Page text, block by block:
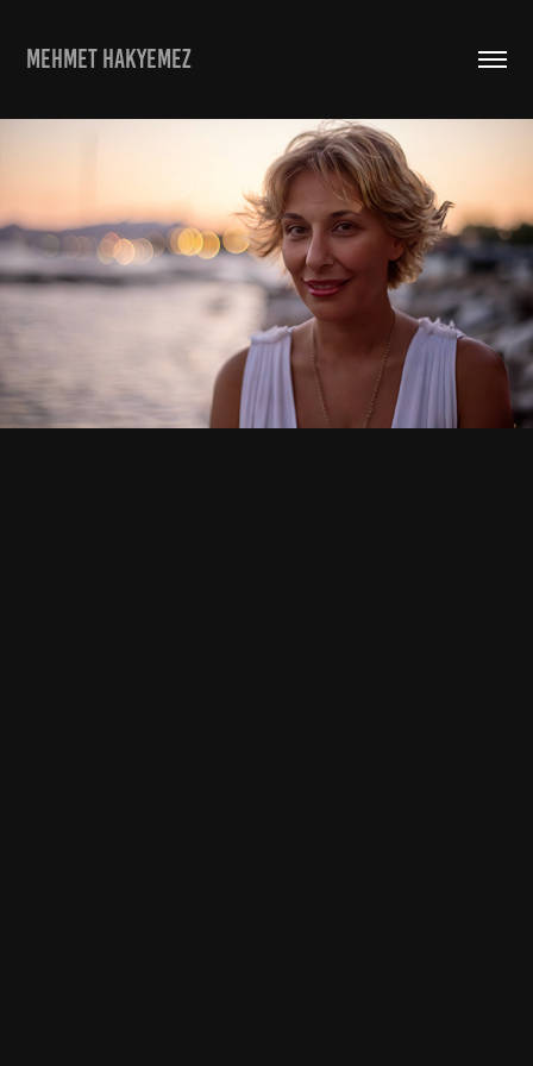
MEHMET HAKYEMEZ